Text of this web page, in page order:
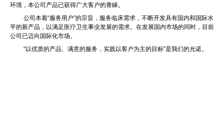
环境，本公司产品已获得广大客户的青睐。
公司本着“服务用户”的宗旨，服务临床需求，不断开发具有国内和国际水
平的新产品，以满足医疗卫生事业发展的需求。在发展国内市场的同时，目前
公司已迈向国际化市场。
“以优质的产品、满意的服务，实践以客户为主的目标”是我们的允诺。